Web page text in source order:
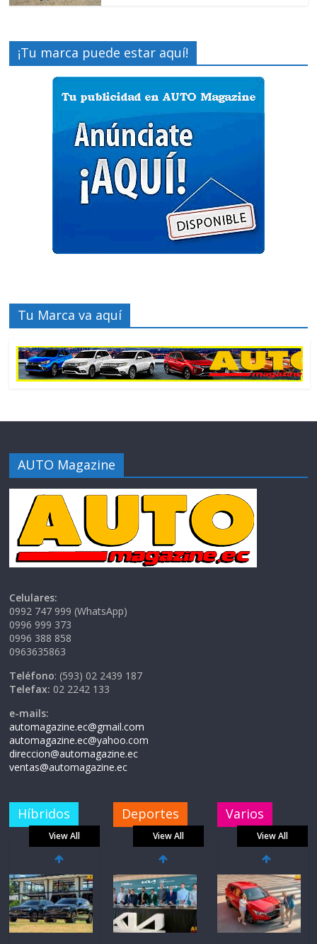
¡Tu marca puede estar aquí!
Tu Marca va aquí
AUTO Magazine
Celulares:
0992 747 999 (WhatsApp)
0996 999 373
0996 388 858
0963635863
Teléfono: (593) 02 2439 187
Telefax: 02 2242 133
e-mails:
automagazine.ec@gmail.com
automagazine.ec@yahoo.com
direccion@automagazine.ec
ventas@automagazine.ec
Híbridos
View All
Deportes
View All
Varios
View All